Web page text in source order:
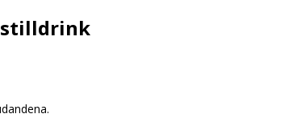
stilldrink